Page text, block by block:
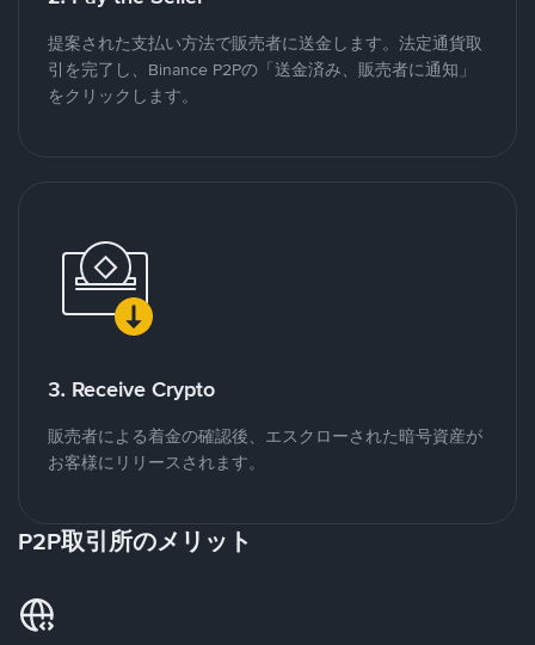
提案された支払い方法で販売者に送金します。法定通貨取
引を完了し、Binance P2Pの「送金済み、販売者に通知」
をクリックします。
3. Receive Crypto
販売者による着金の確認後、エスクローされた暗号資産が
お客様にリリースされます。
P2P取引所のメリット